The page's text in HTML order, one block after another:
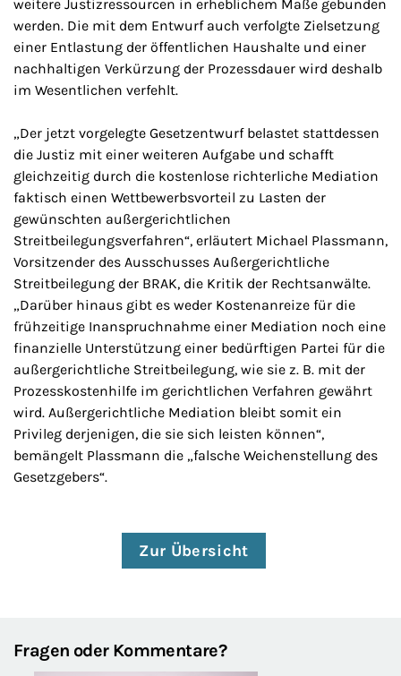
weitere Justizressourcen in erheblichem Maße gebunden
werden. Die mit dem Entwurf auch verfolgte Zielsetzung
einer Entlastung der öffentlichen Haushalte und einer
nachhaltigen Verkürzung der Prozessdauer wird deshalb
im Wesentlichen verfehlt.
„Der jetzt vorgelegte Gesetzentwurf belastet stattdessen
die Justiz mit einer weiteren Aufgabe und schafft
gleichzeitig durch die kostenlose richterliche Mediation
faktisch einen Wettbewerbsvorteil zu Lasten der
gewünschten außergerichtlichen
Streitbeilegungsverfahren“, erläutert Michael Plassmann,
Vorsitzender des Ausschusses Außergerichtliche
Streitbeilegung der BRAK, die Kritik der Rechtsanwälte.
„Darüber hinaus gibt es weder Kostenanreize für die
frühzeitige Inanspruchnahme einer Mediation noch eine
finanzielle Unterstützung einer bedürftigen Partei für die
außergerichtliche Streitbeilegung, wie sie z. B. mit der
Prozesskostenhilfe im gerichtlichen Verfahren gewährt
wird. Außergerichtliche Mediation bleibt somit ein
Privileg derjenigen, die sie sich leisten können“,
bemängelt Plassmann die „falsche Weichenstellung des
Gesetzgebers“.
Zur Übersicht
Fragen oder Kommentare?